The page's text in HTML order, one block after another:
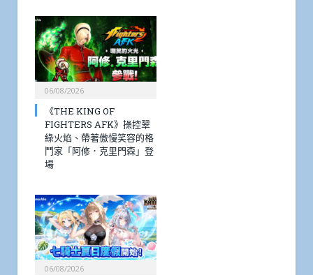
06/08/2026
《THE KING OF
FIGHTERS AFK》操控翠
綠火焰、帶著傲慢笑容的格
鬥家「阿修．克里門森」登
場
06/08/2026